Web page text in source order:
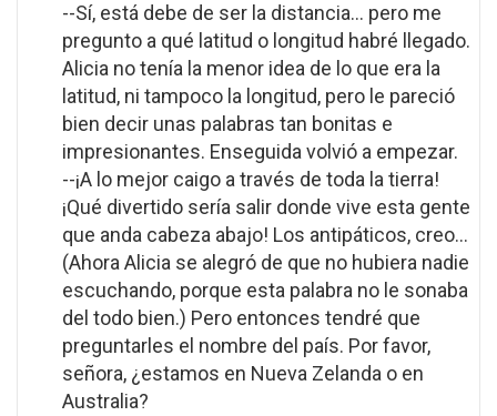
--Sí, está debe de ser la distancia... pero me
pregunto a qué latitud o longitud habré llegado.
Alicia no tenía la menor idea de lo que era la
latitud, ni tampoco la longitud, pero le pareció
bien decir unas palabras tan bonitas e
impresionantes. Enseguida volvió a empezar.
--¡A lo mejor caigo a través de toda la tierra!
¡Qué divertido sería salir donde vive esta gente
que anda cabeza abajo! Los antipáticos, creo...
(Ahora Alicia se alegró de que no hubiera nadie
escuchando, porque esta palabra no le sonaba
del todo bien.) Pero entonces tendré que
preguntarles el nombre del país. Por favor,
señora, ¿estamos en Nueva Zelanda o en
Australia?